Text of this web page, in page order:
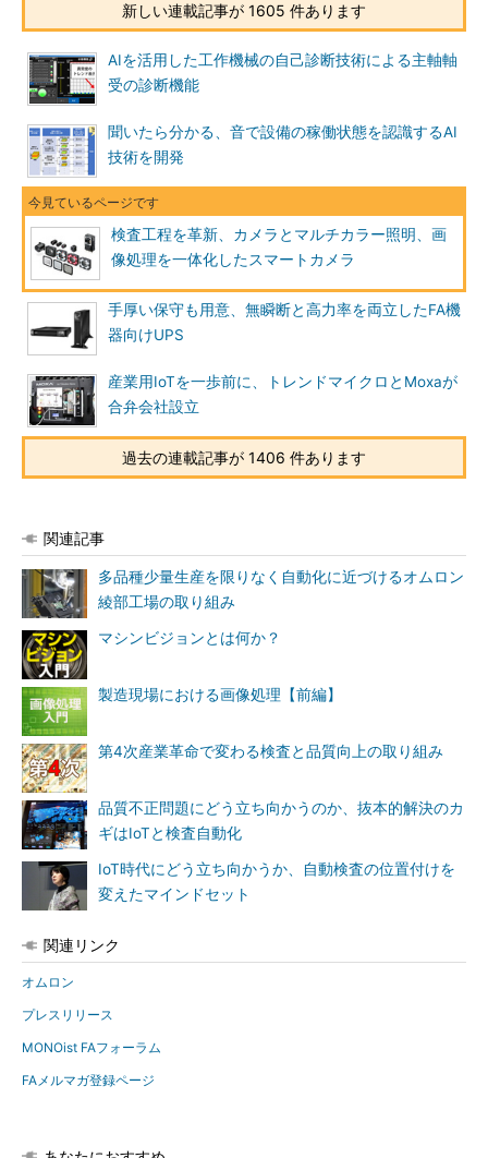
新しい連載記事が 1605 件あります
AIを活用した工作機械の自己診断技術による主軸軸
受の診断機能
聞いたら分かる、音で設備の稼働状態を認識するAI
技術を開発
検査工程を革新、カメラとマルチカラー照明、画
像処理を一体化したスマートカメラ
手厚い保守も用意、無瞬断と高力率を両立したFA機
器向けUPS
産業用IoTを一歩前に、トレンドマイクロとMoxaが
合弁会社設立
過去の連載記事が 1406 件あります
関連記事
多品種少量生産を限りなく自動化に近づけるオムロン
綾部工場の取り組み
マシンビジョンとは何か？
製造現場における画像処理【前編】
第4次産業革命で変わる検査と品質向上の取り組み
品質不正問題にどう立ち向かうのか、抜本的解決のカ
ギはIoTと検査自動化
IoT時代にどう立ち向かうか、自動検査の位置付けを
変えたマインドセット
関連リンク
オムロン
プレスリリース
MONOist FAフォーラム
FAメルマガ登録ページ